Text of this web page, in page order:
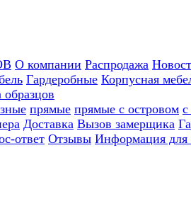
О компании Распродажа
Гардеробные Корпусная
образцов
прямые прямые с островом
Доставка Вызов замерщика
ответ Отзывы Информация